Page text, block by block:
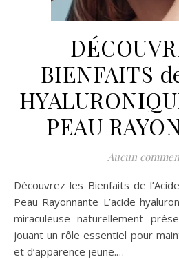
BIENFAITS
PEAU
Aucun
Découvrez les Bienfaits de l’Acide Hyaluronique pour une
Peau Rayonnante L’acide
miraculeuse naturellement
jouant un rôle essentiel pour
et d’apparence jeune.…